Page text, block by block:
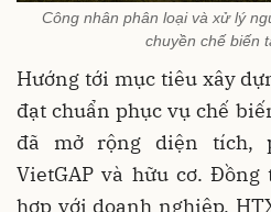
Công nhân phân loại và xử lý
chuyền chế biến
Hướng tới mục tiêu xây
đạt chuẩn phục vụ chế
đã mở rộng diện tích,
VietGAP và hữu cơ.
hợp với doanh nghiệp,